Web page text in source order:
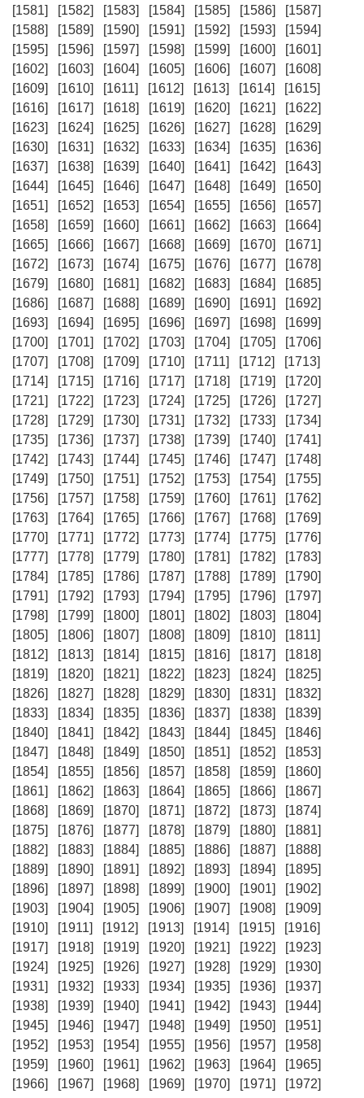
[1581]
[1582] [1583] [1584] [1585] [1586]
[1587]
[1588]
[1589] [1590] [1591] [1592] [1593]
[1594]
[1595]
[1596] [1597] [1598] [1599] [1600]
[1601]
[1602]
[1603] [1604] [1605] [1606] [1607]
[1608]
[1609]
[1610] [1611] [1612] [1613] [1614]
[1615]
[1616]
[1617] [1618] [1619] [1620] [1621]
[1622]
[1623]
[1624] [1625] [1626] [1627] [1628]
[1629]
[1630]
[1631] [1632] [1633] [1634] [1635]
[1636]
[1637]
[1638] [1639] [1640] [1641] [1642]
[1643]
[1644]
[1645] [1646] [1647] [1648] [1649]
[1650]
[1651]
[1652] [1653] [1654] [1655] [1656]
[1657]
[1658]
[1659] [1660] [1661] [1662] [1663]
[1664]
[1665]
[1666] [1667] [1668] [1669] [1670]
[1671]
[1672]
[1673] [1674] [1675] [1676] [1677]
[1678]
[1679]
[1680] [1681] [1682] [1683] [1684]
[1685]
[1686]
[1687] [1688] [1689] [1690] [1691]
[1692]
[1693]
[1694] [1695] [1696] [1697] [1698]
[1699]
[1700]
[1701] [1702] [1703] [1704] [1705]
[1706]
[1707]
[1708] [1709] [1710] [1711] [1712]
[1713]
[1714]
[1715] [1716] [1717] [1718] [1719]
[1720]
[1721]
[1722] [1723] [1724] [1725] [1726]
[1727]
[1728]
[1729] [1730] [1731] [1732] [1733]
[1734]
[1735]
[1736] [1737] [1738] [1739] [1740]
[1741]
[1742]
[1743] [1744] [1745] [1746] [1747]
[1748]
[1749]
[1750] [1751] [1752] [1753] [1754]
[1755]
[1756]
[1757] [1758] [1759] [1760] [1761]
[1762]
[1763]
[1764] [1765] [1766] [1767] [1768]
[1769]
[1770]
[1771] [1772] [1773] [1774] [1775]
[1776]
[1777]
[1778] [1779] [1780] [1781] [1782]
[1783]
[1784]
[1785] [1786] [1787] [1788] [1789]
[1790]
[1791]
[1792] [1793] [1794] [1795] [1796]
[1797]
[1798]
[1799] [1800] [1801] [1802] [1803]
[1804]
[1805]
[1806] [1807] [1808] [1809] [1810]
[1811]
[1812]
[1813] [1814] [1815] [1816] [1817]
[1818]
[1819]
[1820] [1821] [1822] [1823] [1824]
[1825]
[1826]
[1827] [1828] [1829] [1830] [1831]
[1832]
[1833]
[1834] [1835] [1836] [1837] [1838]
[1839]
[1840]
[1841] [1842] [1843] [1844] [1845]
[1846]
[1847]
[1848] [1849] [1850] [1851] [1852]
[1853]
[1854]
[1855] [1856] [1857] [1858] [1859]
[1860]
[1861]
[1862] [1863] [1864] [1865] [1866]
[1867]
[1868]
[1869] [1870] [1871] [1872] [1873]
[1874]
[1875]
[1876] [1877] [1878] [1879] [1880]
[1881]
[1882]
[1883] [1884] [1885] [1886] [1887]
[1888]
[1889]
[1890] [1891] [1892] [1893] [1894]
[1895]
[1896]
[1897] [1898] [1899] [1900] [1901]
[1902]
[1903]
[1904] [1905] [1906] [1907] [1908]
[1909]
[1910]
[1911] [1912] [1913] [1914] [1915]
[1916]
[1917]
[1918] [1919] [1920] [1921] [1922]
[1923]
[1924]
[1925] [1926] [1927] [1928] [1929]
[1930]
[1931]
[1932] [1933] [1934] [1935] [1936]
[1937]
[1938]
[1939] [1940] [1941] [1942] [1943]
[1944]
[1945]
[1946] [1947] [1948] [1949] [1950]
[1951]
[1952]
[1953] [1954] [1955] [1956] [1957]
[1958]
[1959]
[1960] [1961] [1962] [1963] [1964]
[1965]
[1966]
[1967] [1968] [1969] [1970] [1971]
[1972]